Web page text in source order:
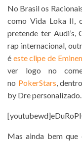
No Brasil os
como Vida Loka II,
pretende ter Audi’s,
rap internacional,
é este clipe de
ver logo no
no PokerStars,
by Dre
Mas ainda bem que